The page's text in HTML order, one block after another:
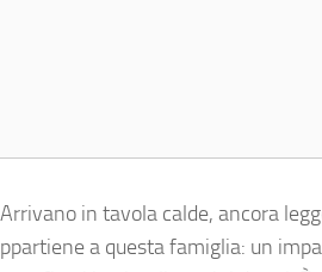
in tavola calde, ancora
a questa famiglia: un